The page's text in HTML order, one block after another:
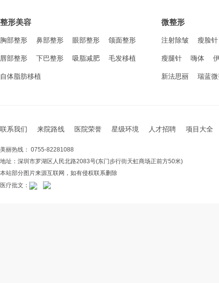
整形美容
胸部整形 鼻部整形 眼部整形 颌面整形
唇部整形 下巴整形 吸脂减肥 毛发移植
自体脂肪移植
微整形
注射除皱 瘦脸针
瘦腿针 嗨体
新法思丽 瑞蓝
联系我们 来院路线 医院荣誉 星级环境 人才招聘 项目大全
美丽热线： 0755-82281088
地址：深圳市罗湖区人民北路2083号(东门步行街天虹商场正前方50米)
本站部分图片来源互联网，如有侵权联系删除
医疗批文：